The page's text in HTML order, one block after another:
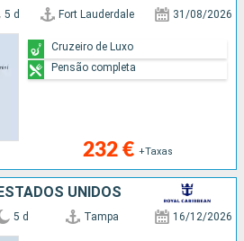
5 d Fort Lauderdale 31/08/2026
232 € +Taxas
Cruzeiro de Luxo
Pensão completa
UNIDOS
5 d Tampa 16/12/2026